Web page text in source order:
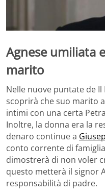
Agnese umiliata
marito
Nelle nuove puntate de
scoprirà che suo marito
intimi con una certa
Inoltre, la donna era la
denaro continue a
conto corrente di
dimostrerà di non voler
questo metterà il signor
responsabilità di padre.